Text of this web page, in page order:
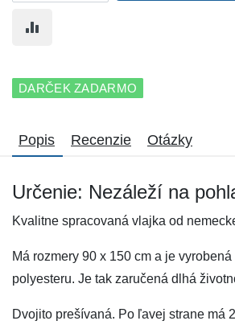
DARČEK ZADARMO
Popis Recenzie Otázky
Určenie: Nezáleží na
Kvalitne spracovaná vlajka od
Má rozmery 90 x 150 cm a je
polyesteru. Je tak zaručená dlhá
Dvojito prešívaná. Po ľavej strane má